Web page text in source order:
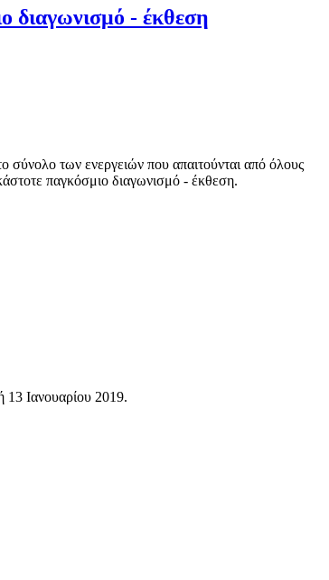
διαγωνισμό - έκθεση
των ενεργειών που απαιτούνται από όλους
παγκόσμιο διαγωνισμό - έκθεση.
13 Ιανουαρίου 2019.